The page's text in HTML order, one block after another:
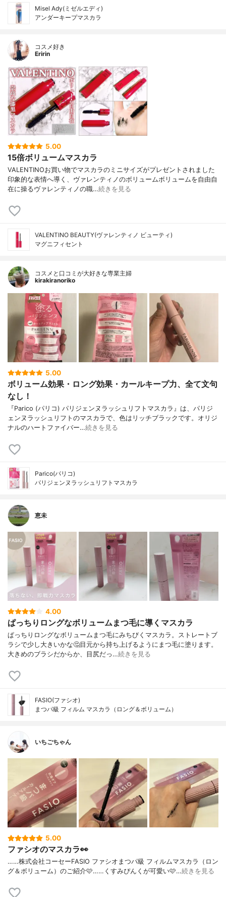
Misel Ady(ミゼルエディ)
アンダーキープマスカラ
コスメ好き
Eririn
5.00
15倍ボリュームマスカラ
VALENTINOお買い物でマスカラのミニサイズがプレゼントされました
印象的な表情へ導く、ヴァレンティノのボリュームボリュームを自由自
在に操るヴァレンティノの職…続きを見る
VALENTINO BEAUTY(ヴァレンティノ ビューティ)
マグニフィセント
コスメと口コミが大好きな専業主婦
kirakiranoriko
5.00
ボリューム効果・ロング効果・カールキープ力、全て文句
なし！
『Parico (パリコ) パリジェンヌラッシュリフトマスカラ』は、パリジ
ェンヌラッシュリフトのマスカラで、色はリッチブラックです。オリジ
ナルのハートファイバー…続きを見る
Parico(パリコ)
パリジェンヌラッシュリフトマスカラ
恵未
4.00
ぱっちりロングなボリュームまつ毛に導くマスカラ
ぱっちりロングなボリュームまつ毛にみちびくマスカラ。ストレートブ
ラシで少し大きいかな🤔目元から持ち上げるようにまつ毛に塗ります。
大きめのブラシだからか、目尻だっ…続きを見る
FASIO(ファシオ)
まつパ級 フィルム マスカラ（ロング＆ボリューム）
いちごちゃん
5.00
ファシオのマスカラ👀
……⁡⁡株式会社コーセー⁡⁡FASIO ファシオ⁡⁡まつパ級 フィルムマスカラ⁡⁡（ロン
グ＆ボリューム）⁡⁡のご紹介🩷️⁡⁡……⁡⁡くすみぴんくが可愛い🩷️⁡⁡…続きを見る